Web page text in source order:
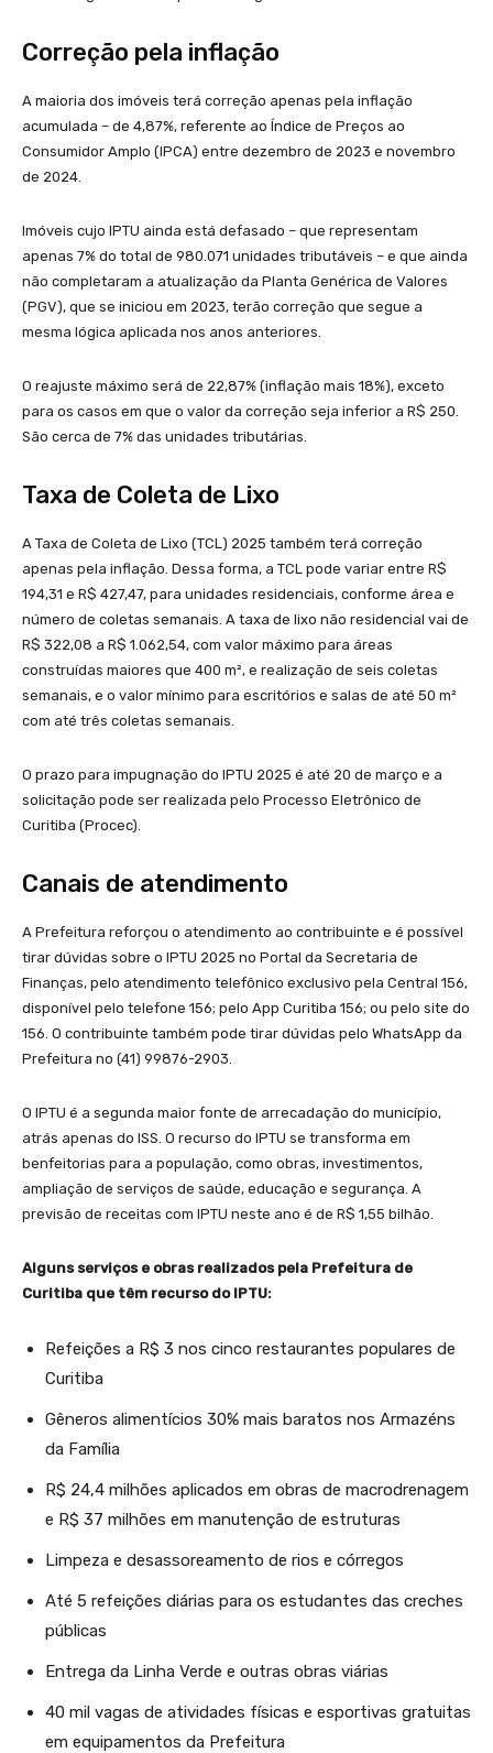
Correção pela inflação
A maioria dos imóveis terá correção apenas pela inflação
acumulada – de 4,87%, referente ao Índice de Preços ao
Consumidor Amplo (IPCA) entre dezembro de 2023 e novembro
de 2024.
Imóveis cujo IPTU ainda está defasado – que representam
apenas 7% do total de 980.071 unidades tributáveis – e que ainda
não completaram a atualização da Planta Genérica de Valores
(PGV), que se iniciou em 2023, terão correção que segue a
mesma lógica aplicada nos anos anteriores.
O reajuste máximo será de 22,87% (inflação mais 18%), exceto
para os casos em que o valor da correção seja inferior a R$ 250.
São cerca de 7% das unidades tributárias.
Taxa de Coleta de Lixo
A Taxa de Coleta de Lixo (TCL) 2025 também terá correção
apenas pela inflação. Dessa forma, a TCL pode variar entre R$
194,31 e R$ 427,47, para unidades residenciais, conforme área e
número de coletas semanais. A taxa de lixo não residencial vai de
R$ 322,08 a R$ 1.062,54, com valor máximo para áreas
construídas maiores que 400 m², e realização de seis coletas
semanais, e o valor mínimo para escritórios e salas de até 50 m²
com até três coletas semanais.
O prazo para impugnação do IPTU 2025 é até 20 de março e a
solicitação pode ser realizada pelo Processo Eletrônico de
Curitiba (Procec).
Canais de atendimento
A Prefeitura reforçou o atendimento ao contribuinte e é possível
tirar dúvidas sobre o IPTU 2025 no Portal da Secretaria de
Finanças, pelo atendimento telefônico exclusivo pela Central 156,
disponível pelo telefone 156; pelo App Curitiba 156; ou pelo site do
156. O contribuinte também pode tirar dúvidas pelo WhatsApp da
Prefeitura no (41) 99876-2903.
O IPTU é a segunda maior fonte de arrecadação do município,
atrás apenas do ISS. O recurso do IPTU se transforma em
benfeitorias para a população, como obras, investimentos,
ampliação de serviços de saúde, educação e segurança. A
previsão de receitas com IPTU neste ano é de R$ 1,55 bilhão.
Alguns serviços e obras realizados pela Prefeitura de
Curitiba que têm recurso do IPTU:
Refeições a R$ 3 nos cinco restaurantes populares de
Curitiba
Gêneros alimentícios 30% mais baratos nos Armazéns
da Família
R$ 24,4 milhões aplicados em obras de macrodrenagem
e R$ 37 milhões em manutenção de estruturas
Limpeza e desassoreamento de rios e córregos
Até 5 refeições diárias para os estudantes das creches
públicas
Entrega da Linha Verde e outras obras viárias
40 mil vagas de atividades físicas e esportivas gratuitas
em equipamentos da Prefeitura